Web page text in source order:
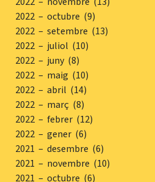
2022 – octubre (9)
2022 – setembre (13)
2022 – juliol (10)
2022 – juny (8)
2022 – maig (10)
2022 – abril (14)
2022 – març (8)
2022 – febrer (12)
2022 – gener (6)
2021 – desembre (6)
2021 – novembre (10)
2021 – octubre (6)